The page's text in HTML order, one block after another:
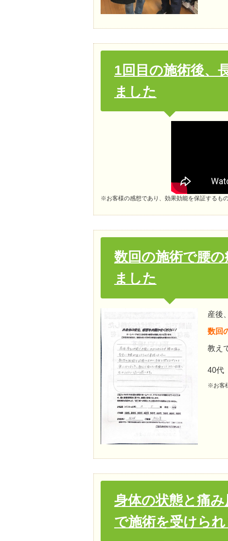
1回目の施術後、
ました
※お客様の感想であり、効果効能を保証するもの
数回の施術で腰
ました
産後
数回
教え
40
※お客
身体の状態と痛
で施術を受けら